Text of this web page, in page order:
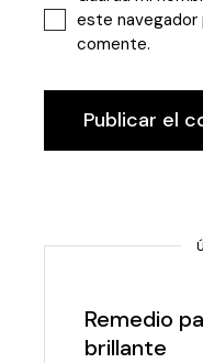
este navegador
comente.
Publicar el
Remedio
brillante